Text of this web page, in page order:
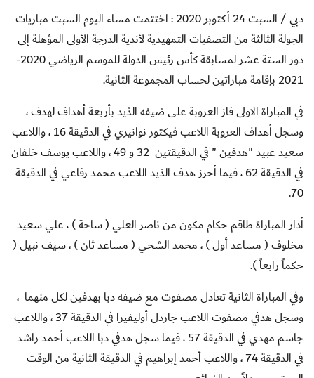
دبي / السبت 24 أكتوبر 2020 : اختتمت مساء اليوم السبت مباريات
الجولة الثالثة من التصفيات التمهيدية لأندية الدرجة الأولى المؤهلة إلى
دور الستة عشر لمسابقة كأس رئيس الدولة للموسم الرياضي 2020-
2021 بإقامة مباراتين لحساب المجموعة الثانية.
في المباراة الاولى فاز العروبة على ضيفه الذيد بأربعة أهداف لهدف ،
وسجل أهداف العروبة اللاعب فيكتور نوانيري في الدقيقة 16 ، واللاعب
سعيد عبيد "هدفين " في الدقيقتين 32 و 49 ، واللاعب يوسف خلفان
في الدقيقة 62 ، فيما أحرز هدف الذيد اللاعب محمد رفاعي في الدقيقة
70.
أدار المباراة طاقم حكام مكون من ناصر العلي ( ساحة ) ، علي سعيد
مخلوف ( مساعد أول ) ، محمد الشحي ( مساعد ثان ) ، سيف نبيل (
حكماً رابعاً ).
وفي المباراة الثانية تعادل مصفوت مع ضيفه دبا بهدفين لكل منهما ،
وسجل هدفي مصفوت اللاعب جاردل أوليفيرا في الدقيقة 37 ، واللاعب
جاسم مهدي في الدقيقة 57 ، فيما سجل هدفي دبا اللاعب أحمد راشد
في الدقيقة 74 ، واللاعب أحمد إبراهيم في الدقيقة الثانية من الوقت